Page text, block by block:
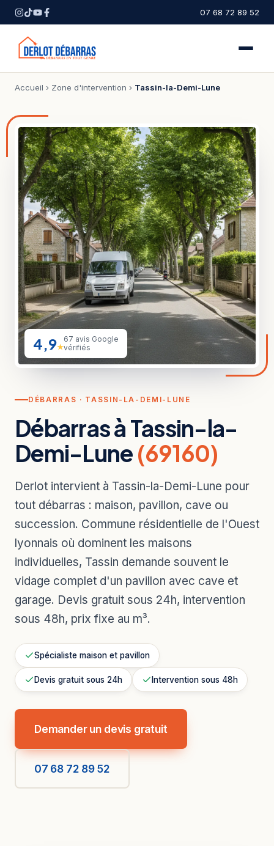
07 68 72 89 52
Accueil › Zone d'intervention › Tassin-la-Demi-Lune
DÉBARRAS · TASSIN-LA-DEMI-LUNE
Débarras à Tassin-la-
Demi-Lune(69160)
Derlot intervient à Tassin-la-Demi-Lune pour
tout débarras : maison, pavillon, cave ou
succession. Commune résidentielle de l'Ouest
lyonnais où dominent les maisons
individuelles, Tassin demande souvent le
vidage complet d'un pavillon avec cave et
garage. Devis gratuit sous 24h, intervention
sous 48h, prix fixe au m³.
Spécialiste maison et pavillon
Devis gratuit sous 24h Intervention sous 48h
Demander un devis gratuit
07 68 72 89 52
4,9★
67 avis Google
vérifiés